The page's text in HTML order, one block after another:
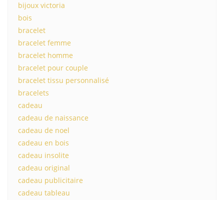
bijoux victoria
bois
bracelet
bracelet femme
bracelet homme
bracelet pour couple
bracelet tissu personnalisé
bracelets
cadeau
cadeau de naissance
cadeau de noel
cadeau en bois
cadeau insolite
cadeau original
cadeau publicitaire
cadeau tableau